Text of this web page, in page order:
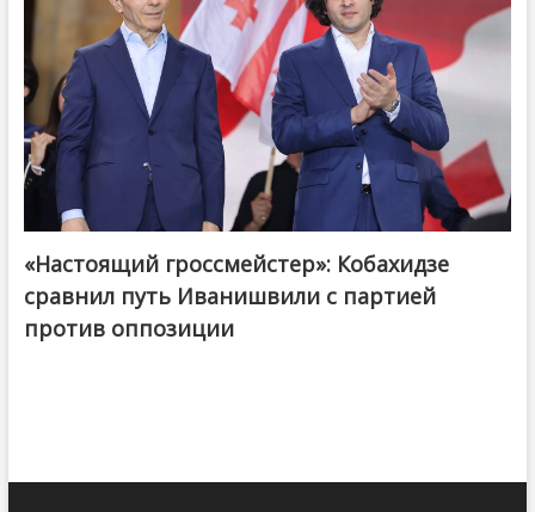
@ქართული ოცნება / Georgian Dream
«Настоящий гроссмейстер»: Кобахидзе
сравнил путь Иванишвили с партией
против оппозиции